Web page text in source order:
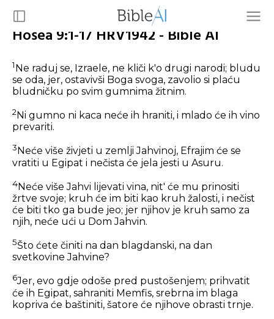
Hošea 9:1-17 HRV1942 - Bible AI
1Ne raduj se, Izraele, ne kliči k'o drugi narodi; bludu
se oda, jer, ostavivši Boga svoga, zavolio si plaću
bludničku po svim gumnima žitnim.
2 Ni gumno ni kaca neće ih hraniti, i mlado će ih vino
prevariti.
3 Neće više živjeti u zemlji Jahvinoj, Efrajim će se
vratiti u Egipat i nečista će jela jesti u Asuru.
4Neće više Jahvi lijevati vina, nit' će mu prinositi
žrtve svoje; kruh će im biti kao kruh žalosti, i nečist
će biti tko ga bude jeo; jer njihov je kruh samo za
njih, neće ući u Dom Jahvin.
5Što ćete činiti na dan blagdanski, na dan
svetkovine Jahvine?
6Jer, evo gdje odoše pred pustošenjem; prihvatit
će ih Egipat, sahraniti Memfis, srebrna im blaga
kopriva će baštiniti, šatore će njihove obrasti trnje.